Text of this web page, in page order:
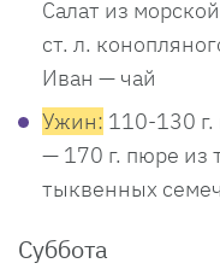
Салат из
ст. л.
Иван — чай
Ужин: 110-130 г.
— 170 г. пюре из
тыквенных
Суббота